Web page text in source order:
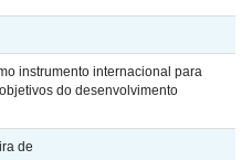
instrumento internacional para
do desenvolvimento
de